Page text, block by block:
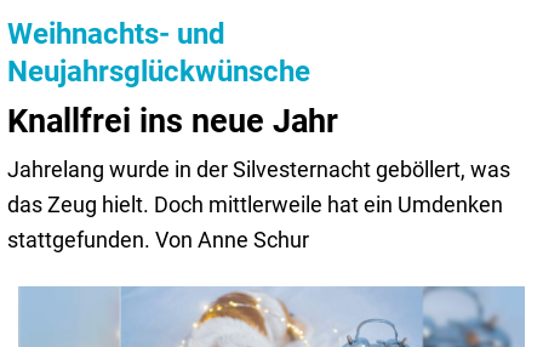
Weihnachts- und
Neujahrsglückwünsche
Knallfrei ins neue Jahr
Jahrelang wurde in der Silvesternacht geböllert, was
das Zeug hielt. Doch mittlerweile hat ein Umdenken
stattgefunden. Von Anne Schur